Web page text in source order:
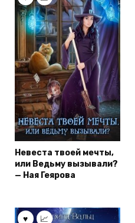
Невеста твоей мечты,
или Ведьму вызывали?
— Ная Геярова